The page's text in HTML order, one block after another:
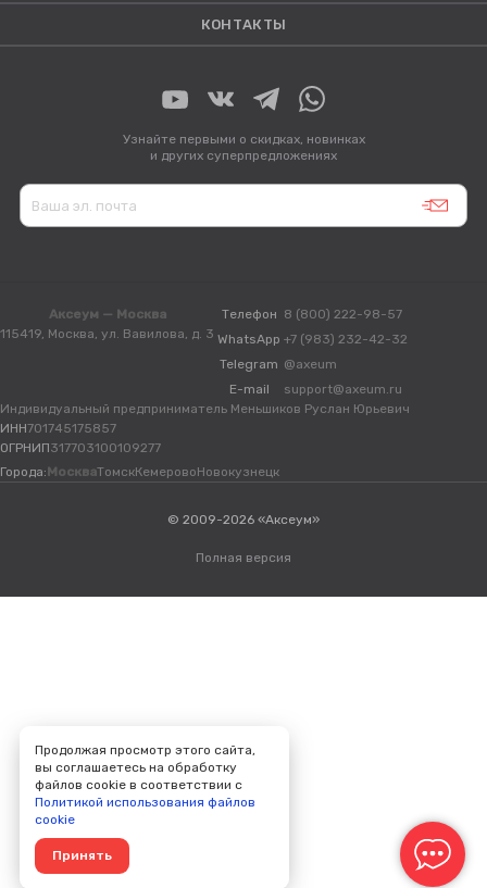
КОНТАКТЫ
Узнайте первыми о скидках, новинках
и других суперпредложениях
Аксеум — Москва
115419, Москва, ул. Вавилова, д. 3
Телефон 8 (800) 222-98-57
WhatsApp +7 (983) 232-42-32
Telegram @axeum
E-mail
support@axeum.ru
Индивидуальный предприниматель Меньшиков Руслан Юрьевич
ИНН701745175857
ОГРНИП317703100109277
Города: МоскваТомскКемеровоНовокузнецк
© 2009-2026 «Аксеум»
Полная версия
Продолжая просмотр этого сайта,
вы соглашаетесь на обработку
файлов cookie в соответствии с
Политикой использования файлов
cookie
Принять